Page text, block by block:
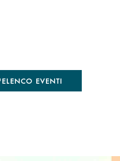
EVENTI